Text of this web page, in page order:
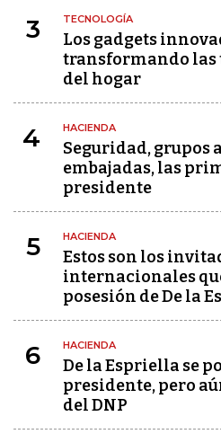
3 TECNOLOGÍA
Los gadgets
transformando las
del hogar
4 HACIENDA
Seguridad, grupos
embajadas, las
presidente
5 HACIENDA
Estos son los
internacionales
posesión de De la
6 HACIENDA
De la Espriella se
presidente, pero
del DNP